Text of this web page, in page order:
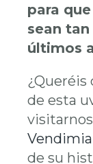
para
sean
últimos
¿Queréis
de esta
de su